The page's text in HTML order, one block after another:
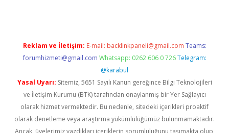
Reklam ve İletişim: E-mail: backlinkpaneli@gmail.com Teams:
forumhizmeti@gmail.com Whatsapp: 0262 606 0 726 Telegram:
@karabul
Yasal Uyarı: Sitemiz, 5651 Sayılı Kanun gereğince Bilgi Teknolojileri
ve İletişim Kurumu (BTK) tarafından onaylanmış bir Yer Sağlayıcı
olarak hizmet vermektedir. Bu nedenle, sitedeki içerikleri proaktif
olarak denetleme veya araştırma yükümlülüğümüz bulunmamaktadır.
Ancak, üyelerimiz yazdıkları içeriklerin sorumluluğunu taşımakta olup,